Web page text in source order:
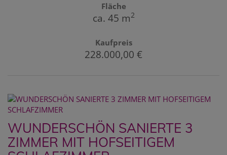
Fläche
ca. 45 m2
Kaufpreis
228.000,00 €
WUNDERSCHÖN SANIERTE 3
ZIMMER MIT HOFSEITIGEM